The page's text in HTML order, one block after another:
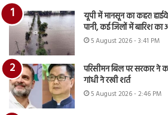
यूपी में मानसून का कहर!
पानी, कई जिलों में बारिश का
5 August 2026 - 3:41 PM
परिसीमन बिल पर सरकार ने
गांधी ने रखी शर्त
5 August 2026 - 2:46 PM